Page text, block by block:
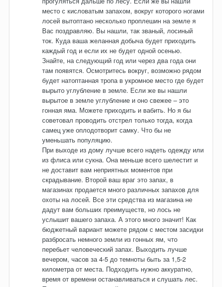
место с кисловатым запахом, вокруг которого ногами
лосей вытоптано несколько проплешин на земле я
Вас поздравляю. Вы нашли, так званый, лосиный
ток. Куда ваша желанная добыча будет приходить
каждый год и если их не будет одной осенью.
Знайте, на следующий год или через два года они
там появятся. Осмотритесь вокруг, возможно рядом
будет натоптанная тропа в укромное место где будет
вырыто углубление в земле. Если же вы нашли
вырытое в земле углубление и оно свежее – это
гонная яма. Можете приходить и вабить. Но я бы
советовал проводить отстрел только тогда, когда
самец уже оплодотворит самку. Что бы не
уменьшать популяцию.
При выходе из дому лучше всего надеть одежду или
из флиса или сукна. Она меньше всего шелестит и
не доставит вам неприятных моментов при
скрадывание. Второй ваш враг это запах, в
магазинах продается много различных запахов для
охоты на лосей. Все эти средства из магазина не
дадут вам больших преимуществ, но лось не
услышит вашего запаха. А этого много значит! Как
бюджетный вариант можете рядом с местом засидки
разбросать немного земли из гонных ям, что
перебьет человеческий запах. Выходить лучше
вечером, часов за 4-5 до темноты быть за 1,5-2
километра от места. Подходить нужно аккуратно,
время от времени останавливаться и слушать лес.